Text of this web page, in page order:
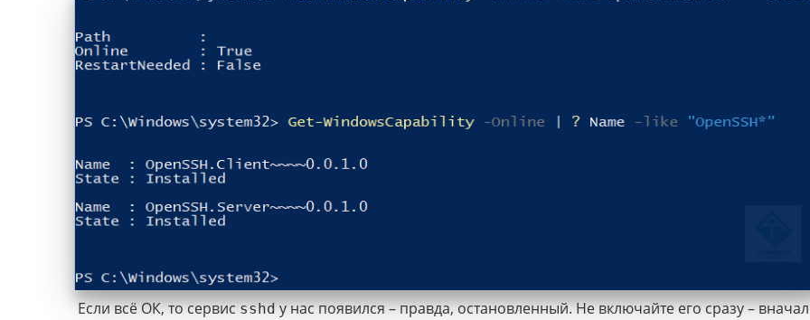
Если всё ОК, то сервисsshdу нас появился – правда, остановленный. Не включайте его сразу –